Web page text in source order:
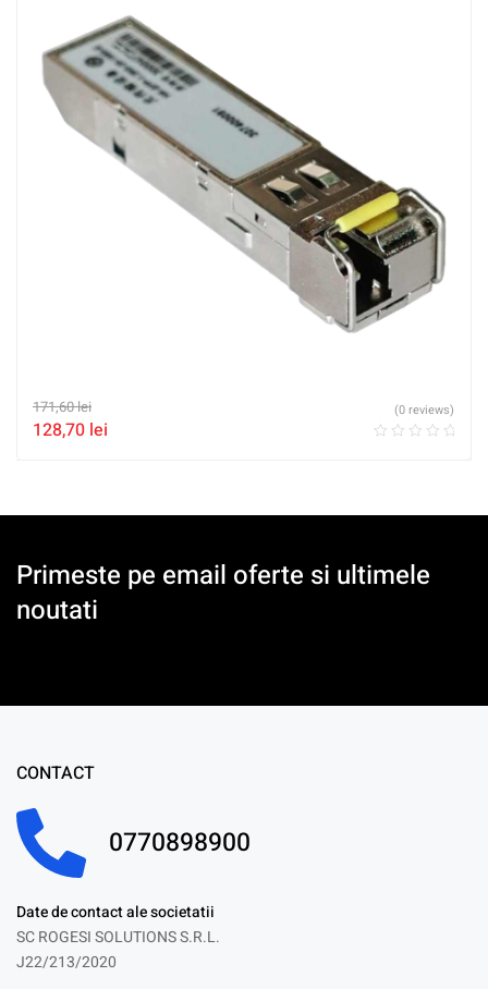
171,60lei
128,70 lei
(0 reviews)
Primeste pe email oferte si ultimele
noutati
CONTACT
0770898900
Date de contact ale societatii
SC ROGESI SOLUTIONS S.R.L.
J22/213/2020